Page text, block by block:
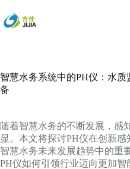
过
内
智慧水务系统中的PH仪：水
备
随着智慧水务的不断发展，感
显。本文将探讨PH仪在创新
智慧水务未来发展趋势中的重
PH仪如何引领行业迈向更加智